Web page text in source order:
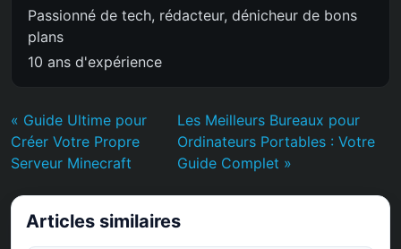
Passionné de tech, rédacteur, dénicheur de bons
plans
10 ans d'expérience
« Guide Ultime pour
Créer Votre Propre
Serveur Minecraft
Les Meilleurs Bureaux pour
Ordinateurs Portables : Votre
Guide Complet »
Articles similaires